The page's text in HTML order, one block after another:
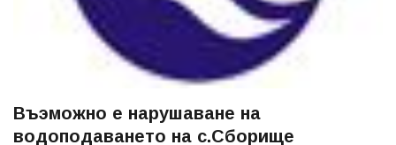
Въэможно е нарушаване на
водоподаването на с.Сборище